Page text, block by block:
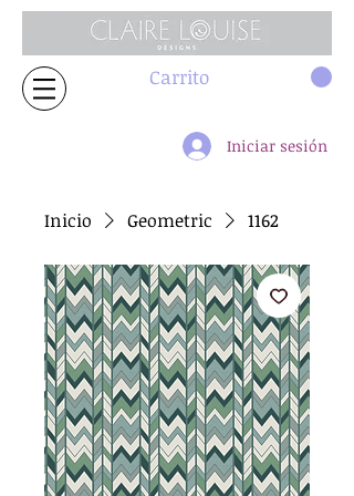
Carrito
Iniciar sesión
Inicio Geometric 1162